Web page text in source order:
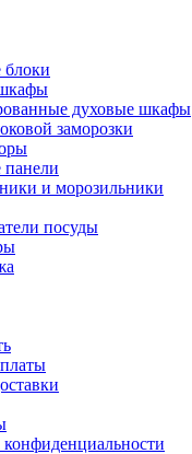
духовые шкафы
заморозки
и морозильники
посуды